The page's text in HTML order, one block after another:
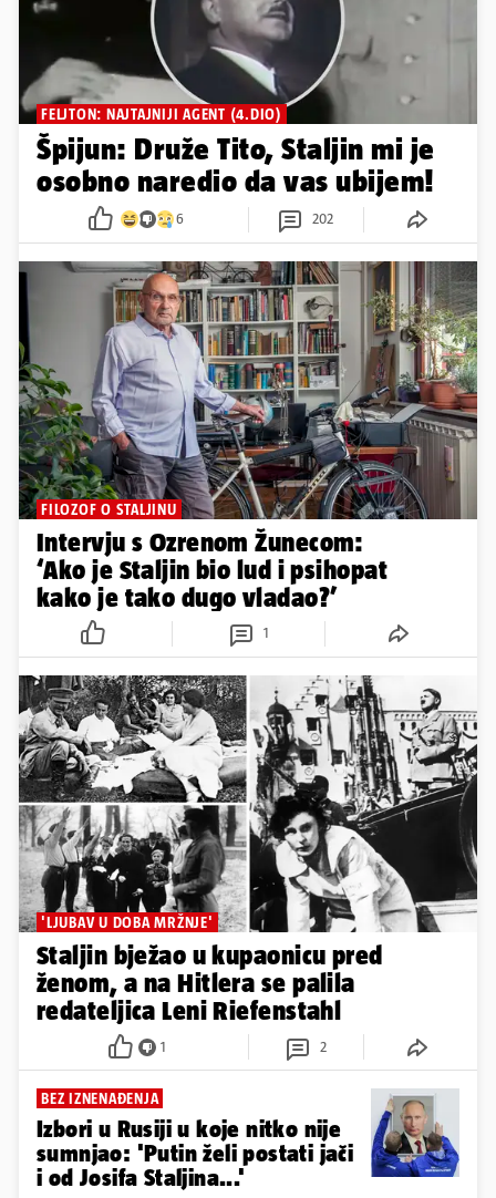
FELJTON: NAJTAJNIJI AGENT (4.DIO)
Špijun: Druže Tito, Staljin mi je
osobno naredio da vas ubijem!
6 202
FILOZOF O STALJINU
Intervju s Ozrenom Žunecom:
‘Ako je Staljin bio lud i psihopat
kako je tako dugo vladao?’
1
'LJUBAV U DOBA MRŽNJE'
Staljin bježao u kupaonicu pred
ženom, a na Hitlera se palila
redateljica Leni Riefenstahl
1 2
BEZ IZNENAĐENJA
Izbori u Rusiji u koje nitko nije
sumnjao: 'Putin želi postati jači
i od Josifa Staljina...'